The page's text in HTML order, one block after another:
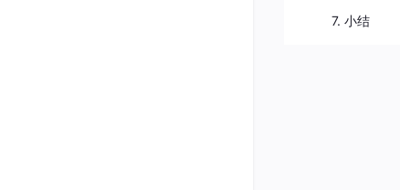
7. 小结